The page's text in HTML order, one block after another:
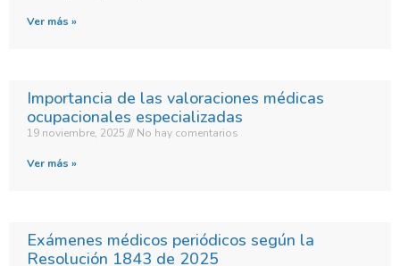
Ver más »
Importancia de las valoraciones médicas
ocupacionales especializadas
19 noviembre, 2025 No hay comentarios
Ver más »
Exámenes médicos periódicos según la
Resolución 1843 de 2025